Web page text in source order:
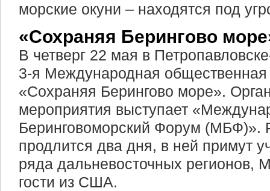
морские окуни – находятся под
«Сохраняя Берингово
В четверг 22 мая в
3-я Международная
«Сохраняя Берингово море».
мероприятия выступает
Беринговоморский Форум (МБФ)».
продлится два дня, в ней примут
ряда дальневосточных регионов,
гости из США.